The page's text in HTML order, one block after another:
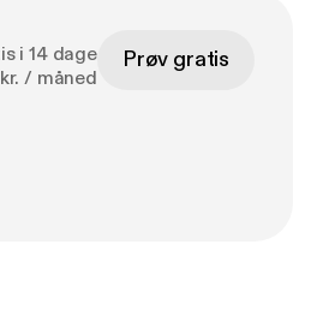
i 14 dage
/ måned
Prøv gratis